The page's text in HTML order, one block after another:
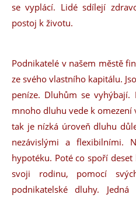
se vyplácí. Lidé sdílejí
postoj k životu.
Podnikatelé v našem městě
ze svého vlastního kapitálu.
peníze. Dluhům se
mnoho dluhu vede k
tak je nízká úroveň dluhu
nezávislými a flexibilními.
hypotéku. Poté co spoří
svoji rodinu, pomocí
podnikatelské dluhy.